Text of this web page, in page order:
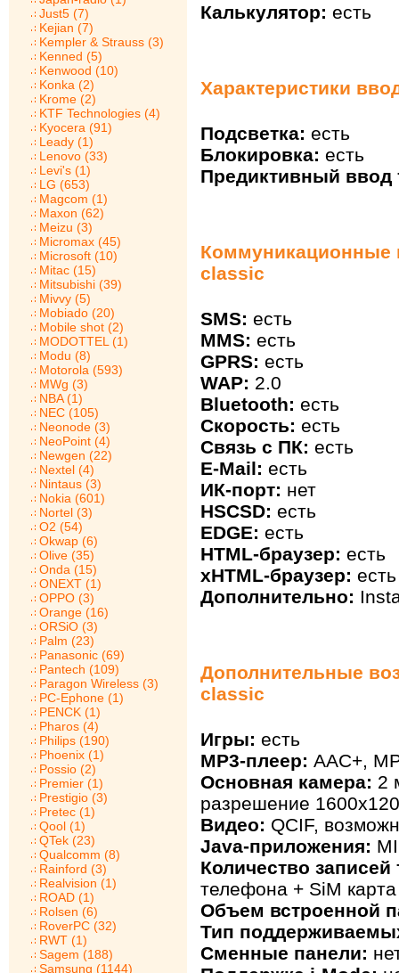
Just5 (7)
Kejian (7)
Kempler & Strauss (3)
Kenned (5)
Kenwood (10)
Konka (2)
Krome (2)
KTF Technologies (4)
Kyocera (91)
Leady (1)
Lenovo (33)
Levi's (1)
LG (653)
Magcom (1)
Maxon (62)
Meizu (3)
Micromax (45)
Microsoft (10)
Mitac (15)
Mitsubishi (39)
Mivvy (5)
Mobiado (20)
Mobile shot (2)
MODOTTEL (1)
Modu (8)
Motorola (593)
MWg (3)
NBA (1)
NEC (105)
Neonode (3)
NeoPoint (4)
Newgen (22)
Nextel (4)
Nintaus (3)
Nokia (601)
Nortel (3)
O2 (54)
Okwap (6)
Olive (35)
Onda (15)
ONEXT (1)
OPPO (3)
Orange (16)
ORSiO (3)
Palm (23)
Panasonic (69)
Pantech (109)
Paragon Wireless (3)
PC-Ephone (1)
PENCK (1)
Pharos (4)
Philips (190)
Phoenix (1)
Possio (2)
Premier (1)
Prestigio (3)
Pretec (1)
Qool (1)
QTek (23)
Qualcomm (8)
Rainford (3)
Realvision (1)
ROAD (1)
Rolsen (6)
RoverPC (32)
RWT (1)
Sagem (188)
Samsung (1144)
Калькулятор: есть
Характеристики
Подсветка: есть
Блокировка: есть
Предиктивный ввод
Коммуникационные
classic
SMS: есть
MMS: есть
GPRS: есть
WAP: 2.0
Bluetooth: есть
Скорость: есть
Связь с ПК: есть
E-Mail: есть
ИК-порт: нет
HSCSD: есть
EDGE: есть
HTML-браузер: есть
xHTML-браузер: есть
Дополнительно:
Дополнительные
classic
Игры: есть
MP3-плеер: AAC+,
Основная камера: 2
разрешение
Видео: QCIF,
Java-приложения:
Количество
телефона + SiM карта
Объем встроенной
Тип
Сменные панели: